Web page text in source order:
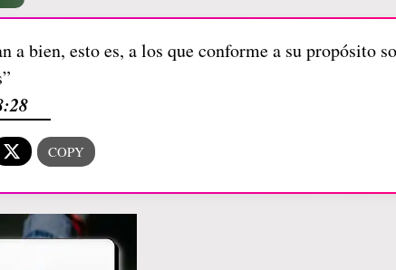
a bien, esto es, a los que conforme a su propósito